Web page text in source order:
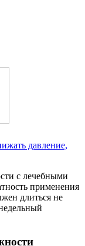
давление,
с лечебными
применения
длиться не